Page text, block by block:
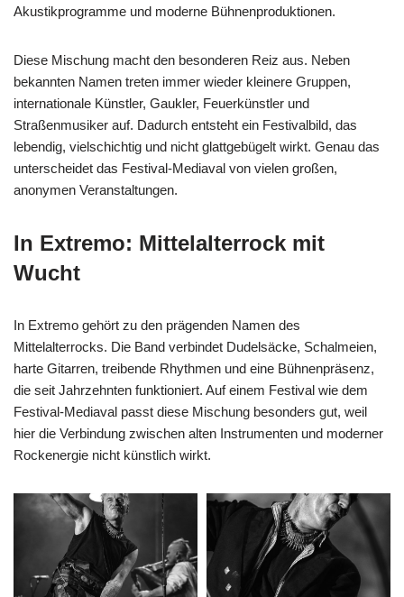
Akustikprogramme und moderne Bühnenproduktionen.
Diese Mischung macht den besonderen Reiz aus. Neben
bekannten Namen treten immer wieder kleinere Gruppen,
internationale Künstler, Gaukler, Feuerkünstler und
Straßenmusiker auf. Dadurch entsteht ein Festivalbild, das
lebendig, vielschichtig und nicht glattgebügelt wirkt. Genau das
unterscheidet das Festival-Mediaval von vielen großen,
anonymen Veranstaltungen.
In Extremo: Mittelalterrock mit
Wucht
In Extremo gehört zu den prägenden Namen des
Mittelalterrocks. Die Band verbindet Dudelsäcke, Schalmeien,
harte Gitarren, treibende Rhythmen und eine Bühnenpräsenz,
die seit Jahrzehnten funktioniert. Auf einem Festival wie dem
Festival-Mediaval passt diese Mischung besonders gut, weil
hier die Verbindung zwischen alten Instrumenten und moderner
Rockenergie nicht künstlich wirkt.